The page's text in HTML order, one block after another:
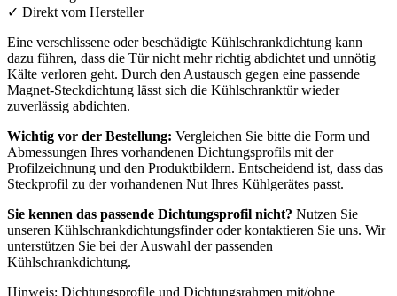
✓ Direkt vom Hersteller
Eine verschlissene oder beschädigte Kühlschrankdichtung kann
dazu führen, dass die Tür nicht mehr richtig abdichtet und unnötig
Kälte verloren geht. Durch den Austausch gegen eine passende
Magnet-Steckdichtung lässt sich die Kühlschranktür wieder
zuverlässig abdichten.
Wichtig vor der Bestellung: Vergleichen Sie bitte die Form und
Abmessungen Ihres vorhandenen Dichtungsprofils mit der
Profilzeichnung und den Produktbildern. Entscheidend ist, dass das
Steckprofil zu der vorhandenen Nut Ihres Kühlgerätes passt.
Sie kennen das passende Dichtungsprofil nicht? Nutzen Sie
unseren Kühlschrankdichtungsfinder oder kontaktieren Sie uns. Wir
unterstützen Sie bei der Auswahl der passenden
Kühlschrankdichtung.
Hinweis: Dichtungsprofile und Dichtungsrahmen mit/ohne